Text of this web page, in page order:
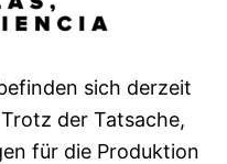
sich derzeit
der Tatsache,
für die Produktion